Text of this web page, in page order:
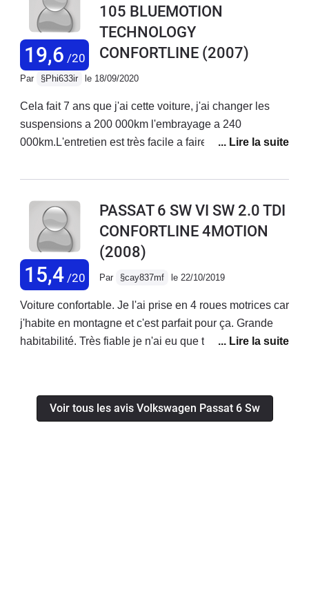
maniable en ville qu'une citadine grâce à ses aides
relativement au point pour l'epoque.
19,6 /20
105 BLUEMOTION
TECHNOLOGY
CONFORTLINE (2007)
Par §Phi633ir le 18/09/2020
Cela fait 7 ans que j'ai cette voiture, j'ai changer les
suspensions a 200 000km l'embrayage a 240
000km.L'entretien est très facile a faire sois
un peu dans les tours!Voiture très fiable, même a 330
changer, je reprendrai la même! Très bon équipement
intérieur, surtout avec le pack Famille : rideau pare-
soleil intégrés dans les porte arrière, prise 220v,
système de rail dans le coffre, rehausseur intégré dans
la banquette arrière.
15,4/20
PASSAT 6 SW VI SW 2.0 TDI
CONFORTLINE 4MOTION
(2008)
Par §cay837mf le 22/10/2019
Voiture confortable. Je l'ai prise en 4 roues motrices car
j'habite en montagne et c'est parfait pour ça. Grande
habitabilité. Très fiable je n'ai eu que très peu de
conclusion c'est une très bonne voiture.
Voir tous les avis Volkswagen Passat 6 Sw